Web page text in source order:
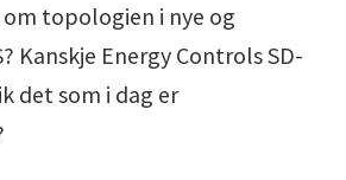
topologien i nye og
Kanskje Energy Controls SD-
det som i dag er